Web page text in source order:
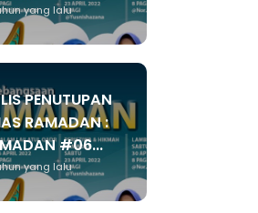
yang lalu
PENUTUPAN
RAMADAN :
#06...
yang lalu